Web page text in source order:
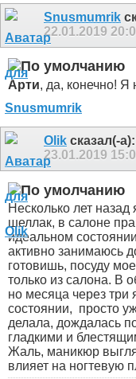
Snusmumrik
22.01.2019
Арти, да, конечно!
Olik сказал(-а):
23.01.2019
Несколько лет назад
шеллак, в салоне
идеальном
активно занимаюсь
готовишь, посуду
только из салона. В
но месяца через три
состоянии, просто
делала, дождалась
гладкими и
Жаль, маникюр
влияет на ногтевую